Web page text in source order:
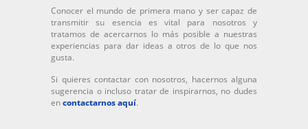
Conocer el mundo de primera mano y ser capaz de
transmitir su esencia es vital para nosotros y
tratamos de acercarnos lo más posible a nuestras
experiencias para dar ideas a otros de lo que nos
gusta.
Si quieres contactar con nosotros, hacernos alguna
sugerencia o incluso tratar de inspirarnos, no dudes
encontactarnos aquí.